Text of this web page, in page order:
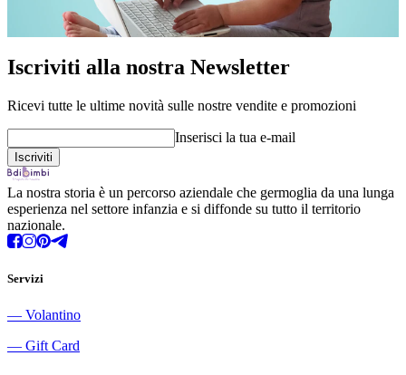
Iscriviti alla nostra Newsletter
Ricevi tutte le ultime novità sulle nostre vendite e promozioni
Inserisci la tua e-mail
La nostra storia è un percorso aziendale che germoglia da una lunga
esperienza nel settore infanzia e si diffonde su tutto il territorio
nazionale.
Servizi
― Volantino
― Gift Card